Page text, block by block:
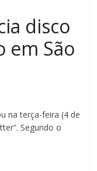
disco
em São
na terça-feira (4 de
Segundo o